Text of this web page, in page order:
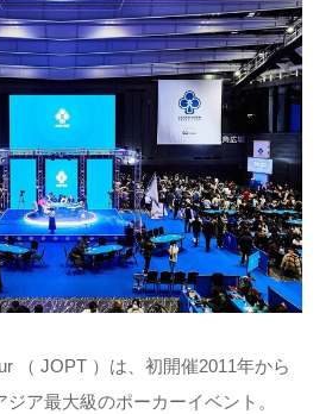
（ JOPT ）は、初開催2011年から
ア最大級のポーカーイベント。